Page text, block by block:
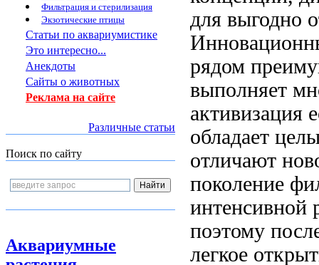
Фильтрация и стерилизация
Экзотические птицы
Статьи по аквариумистике
Это интересно...
Анекдоты
Сайты о животных
Реклама на сайте
Различные статьи
Поиск по сайту
Аквариумные
для выгодно
рядом
выполняет
активизация
обладает
отличают
поколение
интенсивной
поэтому
легкое